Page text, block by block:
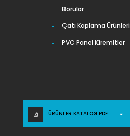
Borular
Çatı Kaplama Ürünleri
PVC Panel Kiremitler
ÜRÜNLER KATALOG.PDF